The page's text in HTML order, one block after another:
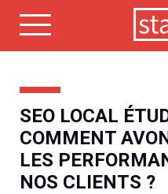
SEO LOCAL
COMMENT
LES
NOS CLIENTS ?